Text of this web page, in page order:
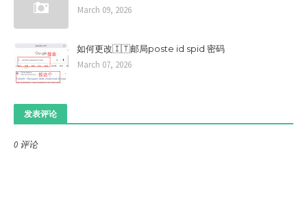
March 09, 2026
如何更改🇮🇹邮局poste id spid 密码
March 07, 2026
发表评论
0 评论